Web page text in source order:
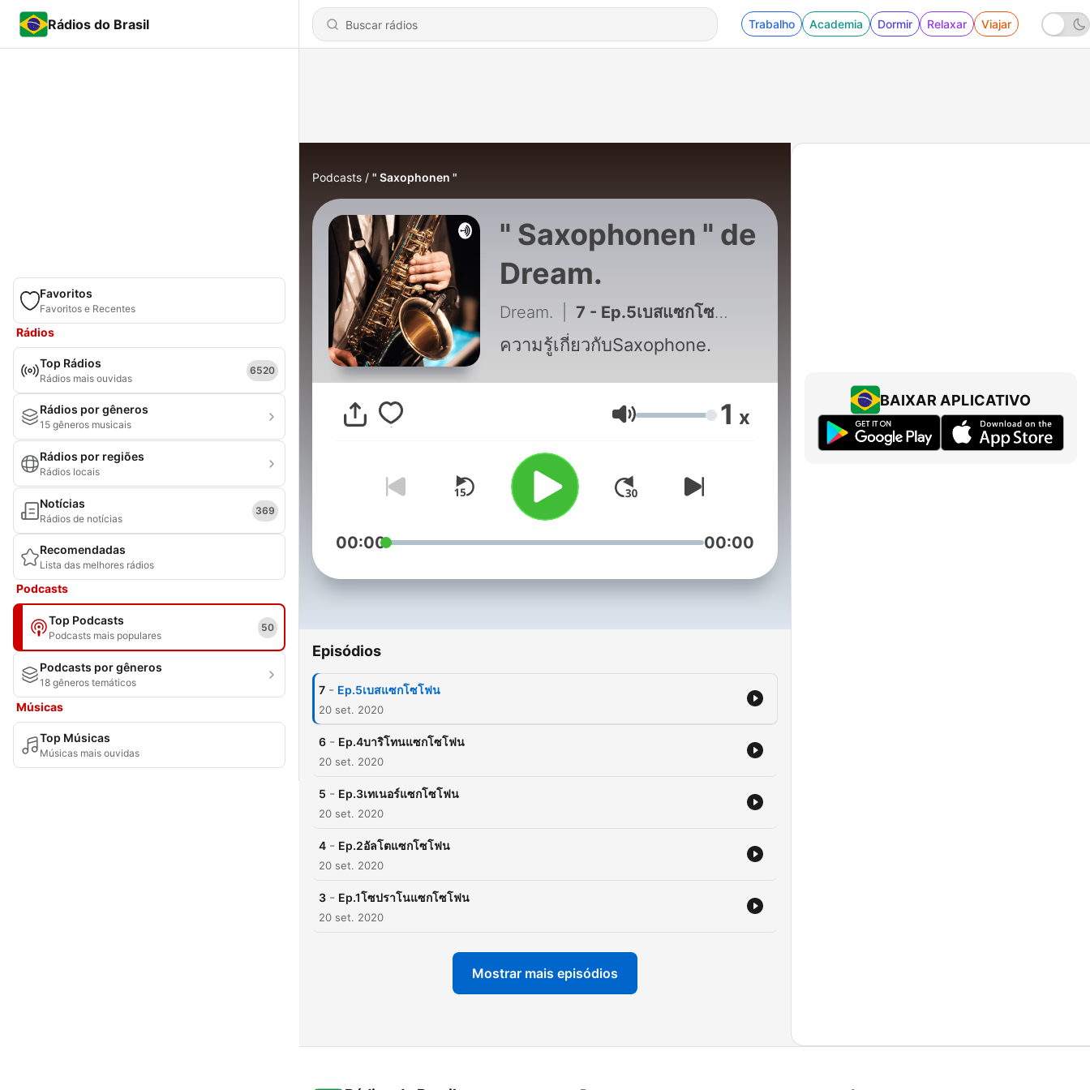
Rádios do Brasil Trabalho Academia Dormir Relaxar Viajar
Favoritos
Favoritos e Recentes
Rádios
Top Rádios
Rádios mais ouvidas
6520
Rádios por gêneros
15 gêneros musicais
Rádios por regiões
Rádios locais
Notícias
Rádios de notícias
369
Recomendadas
Lista das melhores rádios
Podcasts
Top Podcasts
Podcasts mais populares
50
Podcasts por gêneros
18 gêneros temáticos
Músicas
Top Músicas
Músicas mais ouvidas
Podcasts " Saxophonen "
" Saxophonen " de
Dream.
Dream. 7 - Ep.5เบสแซกโซโฟน
ความรู้เกี่ยวกับSaxophone.
Volume 1 x
00:00 00:00
Episódios
7 - Ep.5เบสแซกโซโฟน
20 set. 2020
6 - Ep.4บาริโทนแซกโซโฟน
20 set. 2020
5 - Ep.3เทเนอร์แซกโซโฟน
20 set. 2020
4 - Ep.2อัลโตแซกโซโฟน
20 set. 2020
3 - Ep.1โซปราโนแซกโซโฟน
20 set. 2020
Mostrar mais episódios
BAIXAR APLICATIVO